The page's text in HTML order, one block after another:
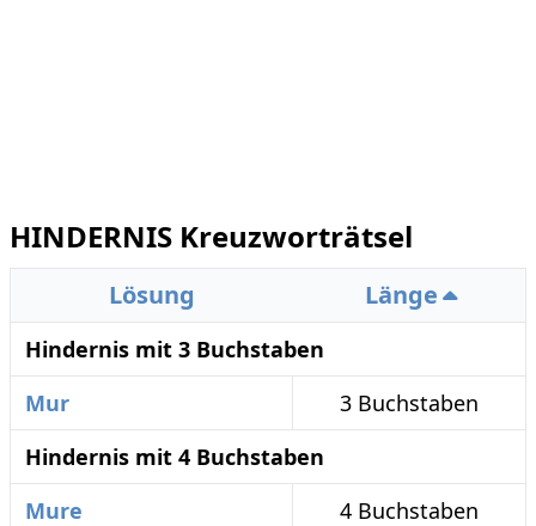
HINDERNIS Kreuzworträtsel
Lösung Länge
Hindernis mit 3 Buchstaben
Mur
3 Buchstaben
Hindernis mit 4 Buchstaben
Mure
4 Buchstaben